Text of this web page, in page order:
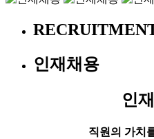
인재채용
인
직원의 가치